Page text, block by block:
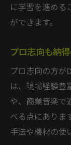
に学習を進める
ができます。
プロ志向も納
プロ志向の方が
は、現場経験豊
や、商業音楽で
べる点にありま
手法や機材の使